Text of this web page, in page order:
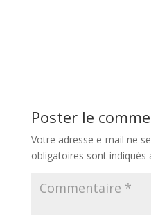
Poster le
Votre adresse e-mail ne
obligatoires sont indiqués